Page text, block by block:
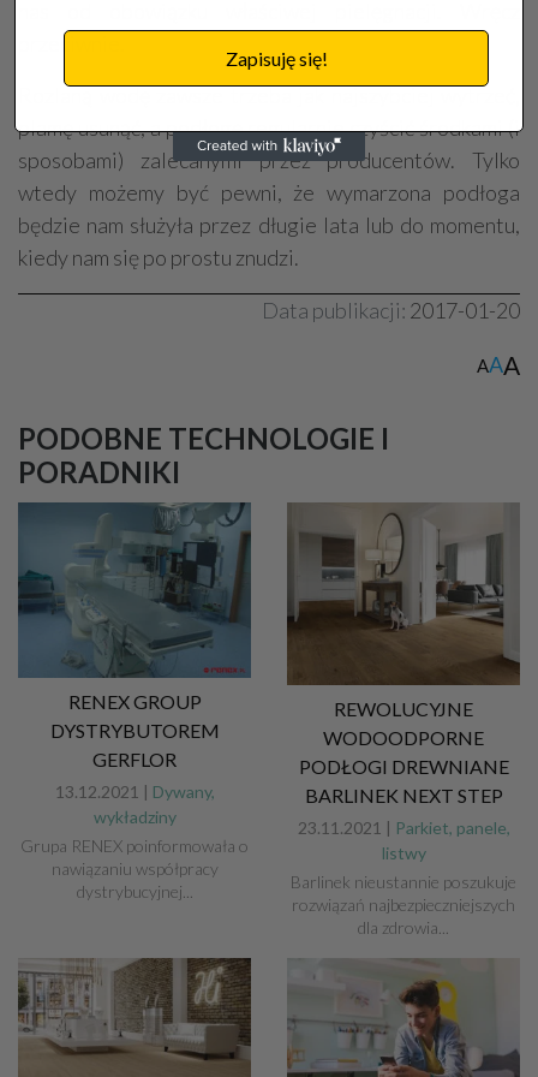
przeciwnie.
Rozlaną wodę zawsze trzeba jak najszybciej wytrzeć,
plamę usunąć, a podłogę regularnie czyścić środkami (i
sposobami) zalecanymi przez producentów. Tylko
wtedy możemy być pewni, że wymarzona podłoga
będzie nam służyła przez długie lata lub do momentu,
kiedy nam się po prostu znudzi.
Data publikacji: 2017-01-20
AAA
PODOBNE TECHNOLOGIE I
PORADNIKI
RENEX GROUP
DYSTRYBUTOREM
GERFLOR
13.12.2021 | Dywany,
wykładziny
Grupa RENEX poinformowała o
nawiązaniu współpracy
dystrybucyjnej...
REWOLUCYJNE
WODOODPORNE
PODŁOGI DREWNIANE
BARLINEK NEXT STEP
23.11.2021 | Parkiet, panele,
listwy
Barlinek nieustannie poszukuje
rozwiązań najbezpieczniejszych
dla zdrowia...
Zapisuję się!